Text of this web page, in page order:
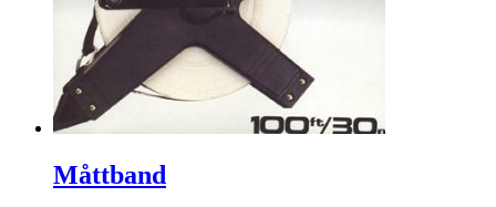
Måttband